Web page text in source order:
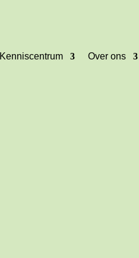
Kenniscentrum Over ons